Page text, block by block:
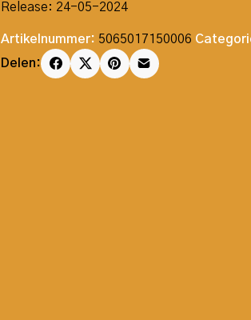
Release: 24-05-2024
Artikelnummer: 5065017150006
Delen: